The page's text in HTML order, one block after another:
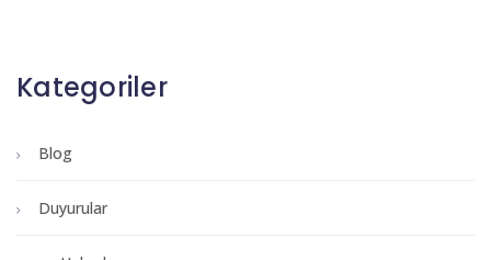
Kategoriler
Blog
Duyurular